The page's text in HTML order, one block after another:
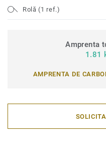
Rolă (1 ref.)
Amprenta
1.81
AMPRENTA DE